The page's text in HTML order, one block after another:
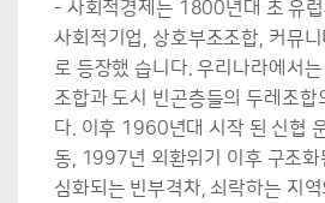
- 사회적경제는 1800년대 초 유
사회적기업, 상호부조조합, 커뮤
로 등장했 습니다. 우리나라에서
조합과 도시 빈곤층들의 두레조합
다. 이후 1960년대 시작 된 신협
동, 1997년 외환위기 이후 구조화
심화되는 빈부격차, 쇠락하는 지역